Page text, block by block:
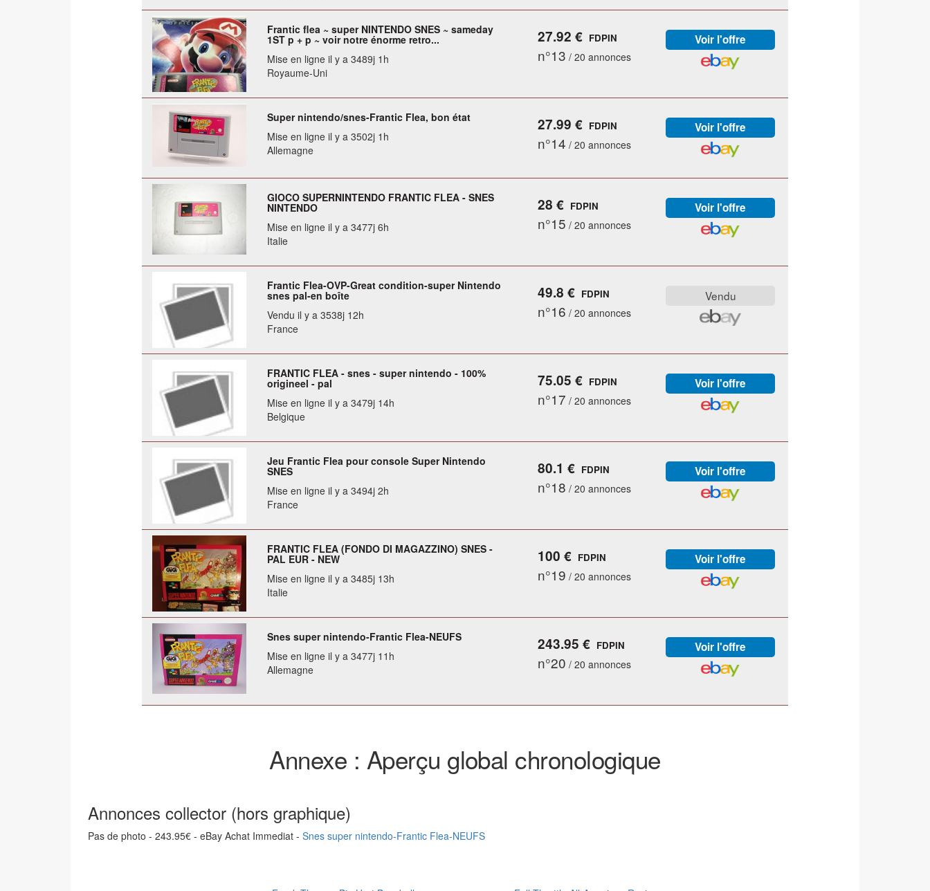
Frantic flea ~ super NINTENDO SNES ~ sameday
1ST p + p ~ voir notre énorme retro...
Mise en ligne il y a 3489j 1h
Royaume-Uni
27.92 € FDPIN
n°13 / 20 annonces
Super nintendo/snes-Frantic Flea, bon état
Mise en ligne il y a 3502j 1h
Allemagne
27.99 € FDPIN
n°14 / 20 annonces
GIOCO SUPERNINTENDO FRANTIC FLEA - SNES
NINTENDO
Mise en ligne il y a 3477j 6h
Italie
28 € FDPIN
n°15 / 20 annonces
Frantic Flea-OVP-Great condition-super Nintendo
snes pal-en boîte
Vendu il y a 3538j 12h
France
49.8 € FDPIN
n°16 / 20 annonces
FRANTIC FLEA - snes - super nintendo - 100%
origineel - pal
Mise en ligne il y a 3479j 14h
Belgique
75.05 € FDPIN
n°17 / 20 annonces
Jeu Frantic Flea pour console Super Nintendo
SNES
Mise en ligne il y a 3494j 2h
France
80.1 € FDPIN
n°18 / 20 annonces
FRANTIC FLEA (FONDO DI MAGAZZINO) SNES -
PAL EUR - NEW
Mise en ligne il y a 3485j 13h
Italie
100 € FDPIN
n°19 / 20 annonces
Snes super nintendo-Frantic Flea-NEUFS
Mise en ligne il y a 3477j 11h
Allemagne
243.95 € FDPIN
n°20 / 20 annonces
Annexe : Aperçu global chronologique
Annonces collector (hors graphique)
Pas de photo - 243.95€ - eBay Achat Immediat - Snes super nintendo-Frantic Flea-NEUFS